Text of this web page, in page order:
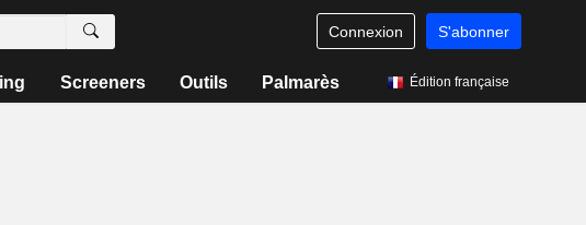
Connexion S'abonner
Screeners Outils Palmarès Édition française